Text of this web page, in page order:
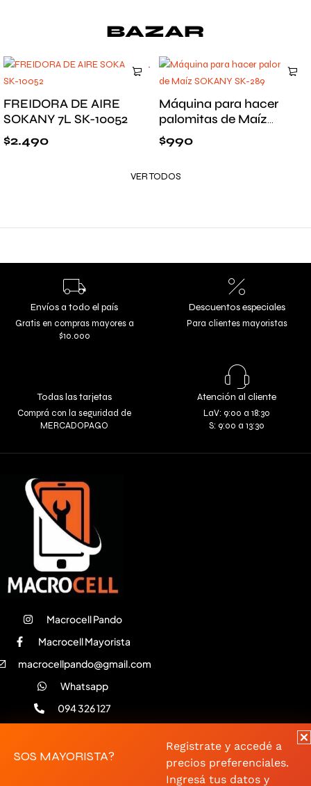
BAZAR
FREIDORA DE AIRE
SOKANY 7L SK-10052
$2.490
Máquina para hacer
palomitas de Maíz
SOKANY SK-289
$990
VER TODOS
SOS MAYORISTA?
Registrate y accedé a
precios preferenciales.
Ingresá tus datos y
Envíos a todo el país
Gratis en compras mayores a
$10.000
Descuentos especiales
Para clientes mayoristas
Todas las tarjetas
Comprá con la seguridad de
MERCADOPAGO
Atención al cliente
LaV: 9:00 a 18:30
S: 9:00 a 13:30
Macrocell Pando
Macrocell Mayorista
macrocellpando@gmail.com
Whatsapp
094 326 127